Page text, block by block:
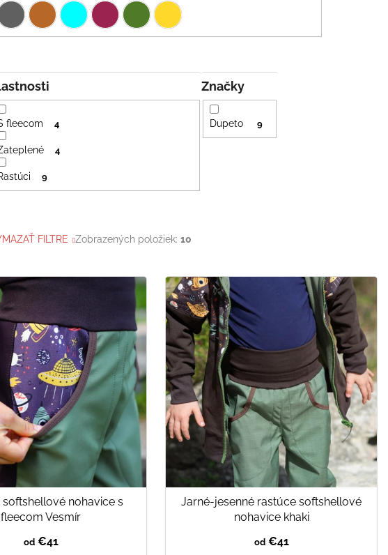
Značky
Dupeto 9
fleecom 4
4
9
FILTRE Zobrazených položiek: 10
softshellové nohavice s
fleecom Vesmír
od€41
Jarné-jesenné rastúce softshellové
nohavice khaki
od€41